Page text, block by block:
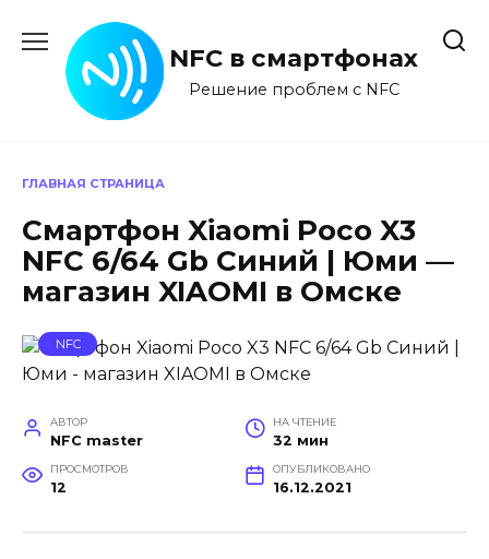
содержанию
NFC в смартфонах
Решение проблем с NFC
ГЛАВНАЯ СТРАНИЦА
Смартфон Xiaomi Poco X3
NFC 6/64 Gb Синий | Юми —
магазин XIAOMI в Омске
NFC
АВТОР
NFC master
НА ЧТЕНИЕ
32 мин
ПРОСМОТРОВ
12
ОПУБЛИКОВАНО
16.12.2021